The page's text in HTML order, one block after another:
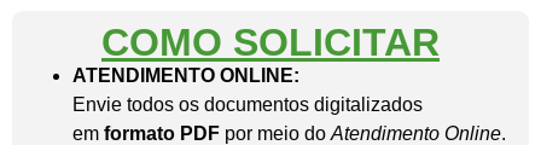
COMO SOLICITAR
ATENDIMENTO ONLINE:
Envie todos os documentos digitalizados
em formato PDF por meio do Atendimento Online.